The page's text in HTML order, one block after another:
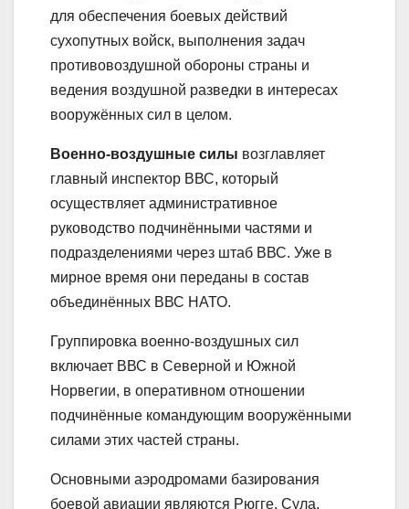
для обеспечения боевых действий
сухопутных войск, выполнения задач
противовоздушной обороны страны и
ведения воздушной разведки в интересах
вооружённых сил в целом.
Военно-воздушные силы возглавляет
главный инспектор ВВС, который
осуществляет административное
руководство подчинёнными частями и
подразделениями через штаб ВВС. Уже в
мирное время они переданы в состав
объединённых ВВС НАТО.
Группировка военно-воздушных сил
включает ВВС в Северной и Южной
Норвегии, в оперативном отношении
подчинённые командующим вооружёнными
силами этих частей страны.
Основными аэродромами базирования
боевой авиации являются Рюгге, Сула,